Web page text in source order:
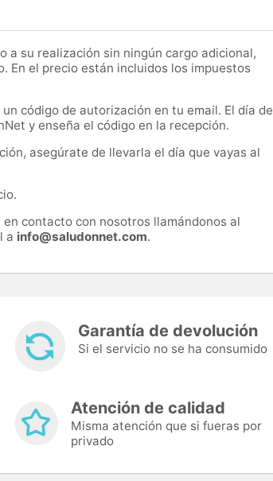
a su realización sin ningún cargo adicional,
En el precio están incluidos los impuestos
código de autorización en tu email. El día de
y enseña el código en la recepción.
asegúrate de llevarla el día que vayas al
contacto con nosotros llamándonos al
a info@saludonnet.com.
Garantía de devolución
Si el servicio no se ha consumido
Atención de calidad
Misma atención que si fueras por
privado